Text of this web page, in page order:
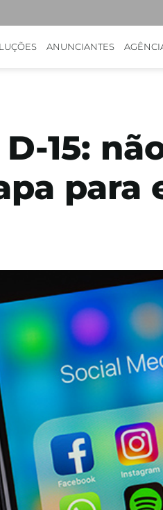
ANUNCIANTES
15:
para